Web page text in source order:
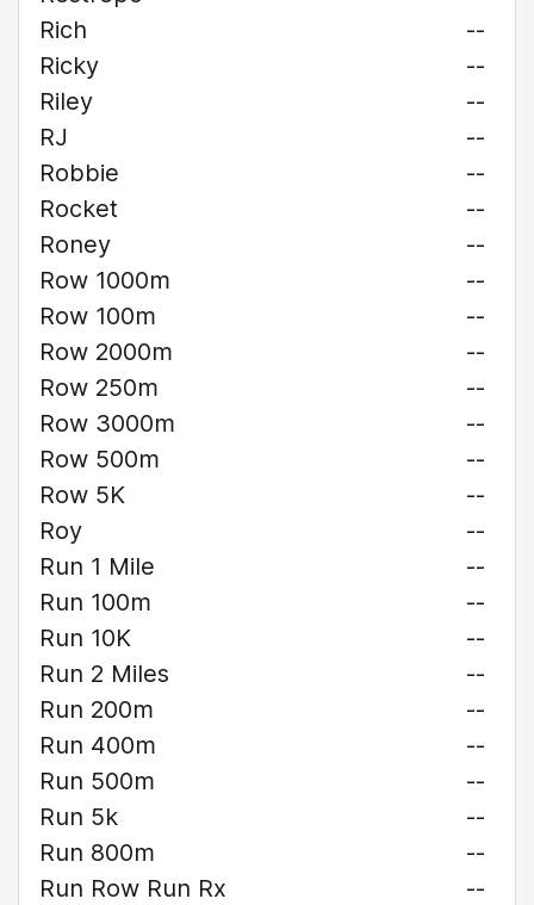
Rich
--
Ricky
--
Riley
--
RJ
--
Robbie
--
Rocket
--
Roney
--
Row 1000m
--
Row 100m
--
Row 2000m
--
Row 250m
--
Row 3000m
--
Row 500m
--
Row 5K
--
Roy
--
Run 1 Mile
--
Run 100m
--
Run 10K
--
Run 2 Miles
--
Run 200m
--
Run 400m
--
Run 500m
--
Run 5k
--
Run 800m
--
Run Row Run Rx
--